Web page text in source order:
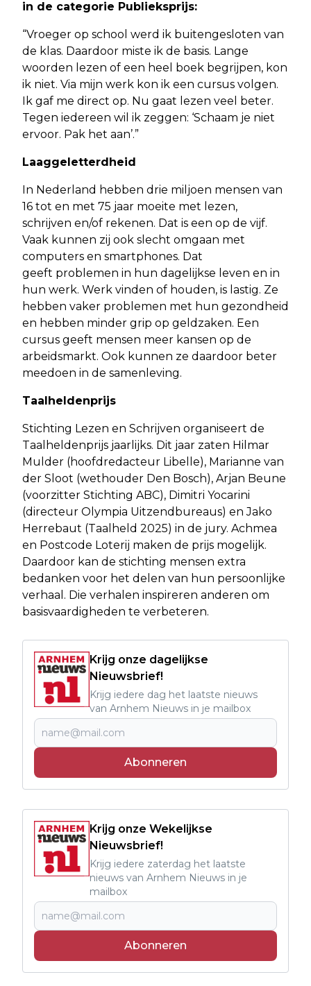
in de categorie Publieksprijs:
“Vroeger op school werd ik buitengesloten van
de klas. Daardoor miste ik de basis. Lange
woorden lezen of een heel boek begrijpen, kon
ik niet. Via mijn werk kon ik een cursus volgen.
Ik gaf me direct op. Nu gaat lezen veel beter.
Tegen iedereen wil ik zeggen: ‘Schaam je niet
ervoor. Pak het aan’.”
Laaggeletterdheid
In Nederland hebben drie miljoen mensen van
16 tot en met 75 jaar moeite met lezen,
schrijven en/of rekenen. Dat is een op de vijf.
Vaak kunnen zij ook slecht omgaan met
computers en smartphones. Dat
geeft problemen in hun dagelijkse leven en in
hun werk. Werk vinden of houden, is lastig. Ze
hebben vaker problemen met hun gezondheid
en hebben minder grip op geldzaken. Een
cursus geeft mensen meer kansen op de
arbeidsmarkt. Ook kunnen ze daardoor beter
meedoen in de samenleving.
Taalheldenprijs
Stichting Lezen en Schrijven organiseert de
Taalheldenprijs jaarlijks. Dit jaar zaten Hilmar
Mulder (hoofdredacteur Libelle), Marianne van
der Sloot (wethouder Den Bosch), Arjan Beune
(voorzitter Stichting ABC), Dimitri Yocarini
(directeur Olympia Uitzendbureaus) en Jako
Herrebaut (Taalheld 2025) in de jury. Achmea
en Postcode Loterij maken de prijs mogelijk.
Daardoor kan de stichting mensen extra
bedanken voor het delen van hun persoonlijke
verhaal. Die verhalen inspireren anderen om
basisvaardigheden te verbeteren.
Krijg onze dagelijkse
Nieuwsbrief!
Krijg iedere dag het laatste nieuws
van Arnhem Nieuws in je mailbox
Abonneren
Krijg onze Wekelijkse
Nieuwsbrief!
Krijg iedere zaterdag het laatste
nieuws van Arnhem Nieuws in je
mailbox
Abonneren